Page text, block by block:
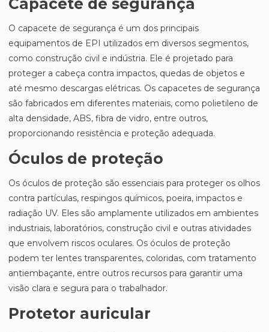
Capacete de segurança
O capacete de segurança é um dos principais
equipamentos de EPI utilizados em diversos segmentos,
como construção civil e indústria. Ele é projetado para
proteger a cabeça contra impactos, quedas de objetos e
até mesmo descargas elétricas. Os capacetes de segurança
são fabricados em diferentes materiais, como polietileno de
alta densidade, ABS, fibra de vidro, entre outros,
proporcionando resistência e proteção adequada.
Óculos de proteção
Os óculos de proteção são essenciais para proteger os olhos
contra partículas, respingos químicos, poeira, impactos e
radiação UV. Eles são amplamente utilizados em ambientes
industriais, laboratórios, construção civil e outras atividades
que envolvem riscos oculares. Os óculos de proteção
podem ter lentes transparentes, coloridas, com tratamento
antiembaçante, entre outros recursos para garantir uma
visão clara e segura para o trabalhador.
Protetor auricular